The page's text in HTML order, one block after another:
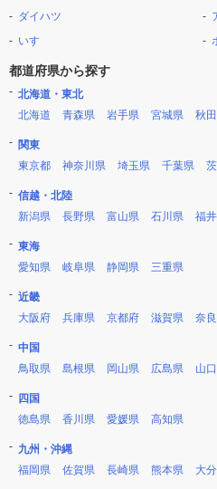
ダイハツ
いすゞ
都道府県から探す
北海道・東北
北海道
青森県 岩手県 宮城県 秋
関東
東京都
神奈川県 埼玉県 千葉県
信越・北陸
新潟県
長野県 富山県 石川県 福
東海
愛知県
岐阜県 静岡県 三重県
近畿
大阪府
兵庫県 京都府 滋賀県 奈
中国
鳥取県
島根県 岡山県 広島県 山
四国
徳島県
香川県 愛媛県 高知県
九州・沖縄
福岡県
佐賀県 長崎県 熊本県 大